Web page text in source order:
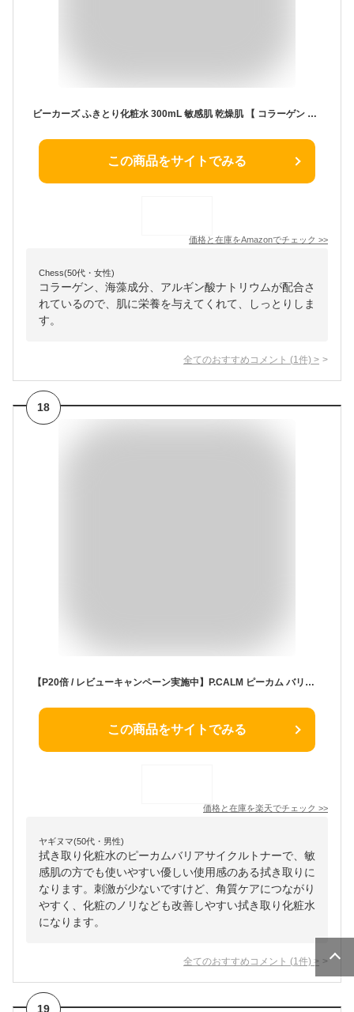
ビーカーズ ふきとり化粧水 300mL 敏感肌 乾燥肌 【 コラーゲン + 海藻成分 】 拭き取り化粧水 大容量
この商品をサイトでみる
価格と在庫をAmazonでチェック >>
Chess(50代・女性)
コラーゲン、海藻成分、アルギン酸ナトリウムが配合さ
れているので、肌に栄養を与えてくれて、しっとりしま
す。
全てのおすすめコメント (1 件) >
18
【P20倍 / レビューキャンペーン実施中】P.CALM ピーカム バリアサイクルトナー P.CALM Barrier cycle Toner 200ml ピーカーム PCALM 化粧水 トナー スキンケア ニキビ 拭き取り化粧水 敏感肌 ピーリング成分 たんぱく質 タンパク質 合成色素不使用 韓国 韓国コスメ 国内発送
この商品をサイトでみる
価格と在庫を楽天でチェック >>
ヤギヌマ(50代・男性)
拭き取り化粧水のピーカムバリアサイクルトナーで、敏
感肌の方でも使いやすい優しい使用感のある拭き取りに
なります。刺激が少ないですけど、角質ケアにつながり
やすく、化粧のノリなども改善しやすい拭き取り化粧水
になります。
全てのおすすめコメント (1 件) >
19